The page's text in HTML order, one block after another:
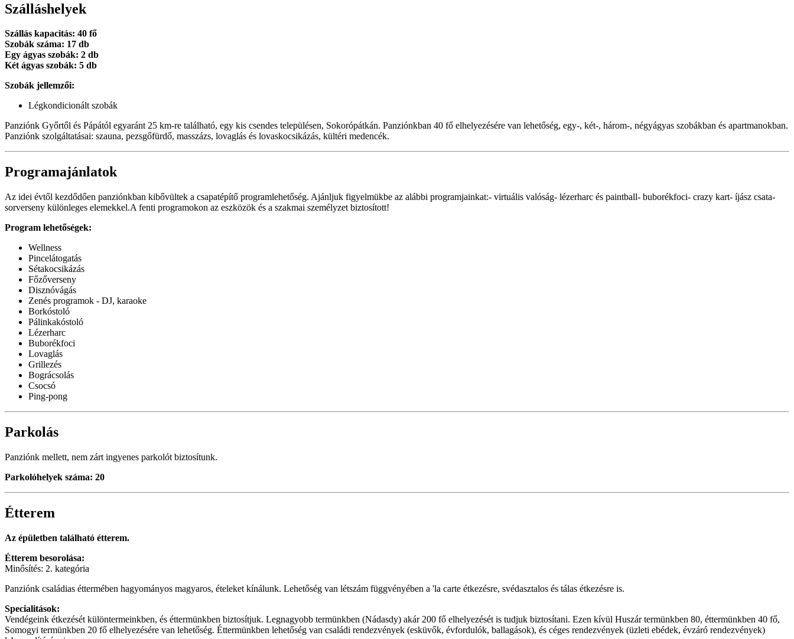
Szálláshelyek
Szállás kapacitás: 40 fő
Szobák száma: 17 db
Egy ágyas szobák: 2 db
Két ágyas szobák: 5 db
Szobák jellemzői:
Légkondicionált szobák
Panziónk Győrtől és Pápától egyaránt 25 km-re található, egy kis csendes településen, Sokorópátkán. Panziónkban 40 fő elhelyezésére van lehetőség, egy-, két-, három-, négyágyas szobákban és apartmanokban.
Panziónk szolgáltatásai: szauna, pezsgőfürdő, masszázs, lovaglás és lovaskocsikázás, kültéri medencék.
Programajánlatok
Az idei évtől kezdődően panziónkban kibővültek a csapatépítő programlehetőség. Ajánljuk figyelmükbe az alábbi programjainkat:- virtuális valóság- lézerharc és paintball- buborékfoci- crazy kart- íjász csata-
sorverseny különleges elemekkel.A fenti programokon az eszközök és a szakmai személyzet biztosított!
Program lehetőségek:
Wellness
Pincelátogatás
Sétakocsikázás
Főzőverseny
Disznóvágás
Zenés programok - DJ, karaoke
Borkóstoló
Pálinkakóstoló
Lézerharc
Buborékfoci
Lovaglás
Grillezés
Bográcsolás
Csocsó
Ping-pong
Parkolás
Panziónk mellett, nem zárt ingyenes parkolót biztosítunk.
Parkolóhelyek száma: 20
Étterem
Az épületben található étterem.
Étterem besorolása:
Minősítés: 2. kategória
Panziónk családias éttermében hagyományos magyaros, ételeket kínálunk. Lehetőség van létszám függvényében a 'la carte étkezésre, svédasztalos és tálas étkezésre is.
Specialitások:
Vendégeink étkezését különtermeinkben, és éttermünkben biztosítjuk. Legnagyobb termünkben (Nádasdy) akár 200 fő elhelyezését is tudjuk biztosítani. Ezen kívül Huszár termünkben 80, éttermünkben 40 fő,
Somogyi termünkben 20 fő elhelyezésére van lehetőség. Éttermünkben lehetőség van családi rendezvények (esküvők, évfordulók, ballagások), és céges rendezvények (üzleti ebédek, évzáró rendezvények)